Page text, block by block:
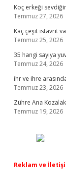
Koç erkeği
Temmuz 27, 2026
Kaç çeşit istavrit
Temmuz 25, 2026
35 hangi sayıya
Temmuz 24, 2026
ihr ve ihre
Temmuz 23, 2026
Zühre Ana
Temmuz 19, 2026
Reklam ve